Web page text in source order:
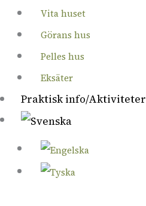
Vita huset
Görans hus
Pelles hus
Eksäter
Praktisk info/Aktiviteter
Antal rum: 6